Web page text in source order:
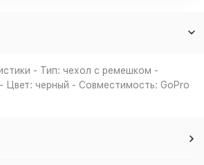
- Тип: чехол с ремешком -
Цвет: черный - Совместимость: GoPro